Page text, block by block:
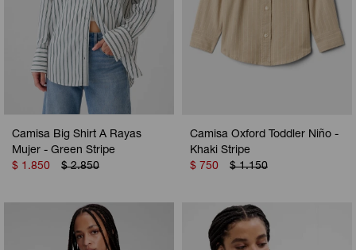
Camisa Big Shirt A Rayas
Mujer - Green Stripe
$ 1.850 $ 2.850
Camisa Oxford Toddler Niño -
Khaki Stripe
$ 750 $ 1.150